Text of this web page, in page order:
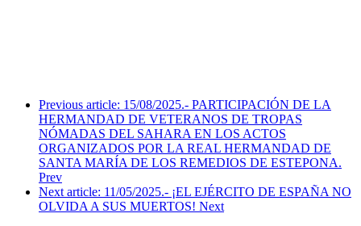
Previous article: 15/08/2025.- PARTICIPACIÓN DE LA
HERMANDAD DE VETERANOS DE TROPAS
NÓMADAS DEL SAHARA EN LOS ACTOS
ORGANIZADOS POR LA REAL HERMANDAD DE
SANTA MARÍA DE LOS REMEDIOS DE ESTEPONA.
Prev
Next article: 11/05/2025.- ¡EL EJÉRCITO DE ESPAÑA NO
OLVIDA A SUS MUERTOS! Next